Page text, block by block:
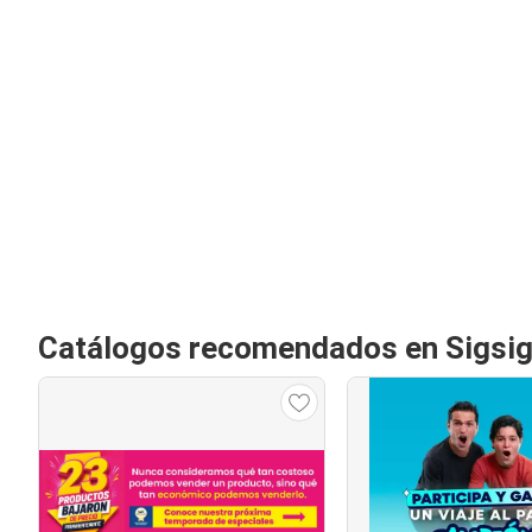
Catálogos recomendados en Sigsig